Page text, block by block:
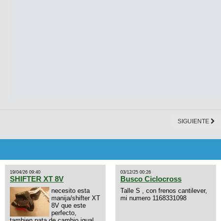
SIGUIENTE
19/04/26 09:40
SHIFTER XT 8V
necesito esta
manija/shifter XT
8V que este
perfecto,
03/12/25 00:26
Busco Ciclocross
Talle S , con frenos cantilever,
mi numero 1168331098